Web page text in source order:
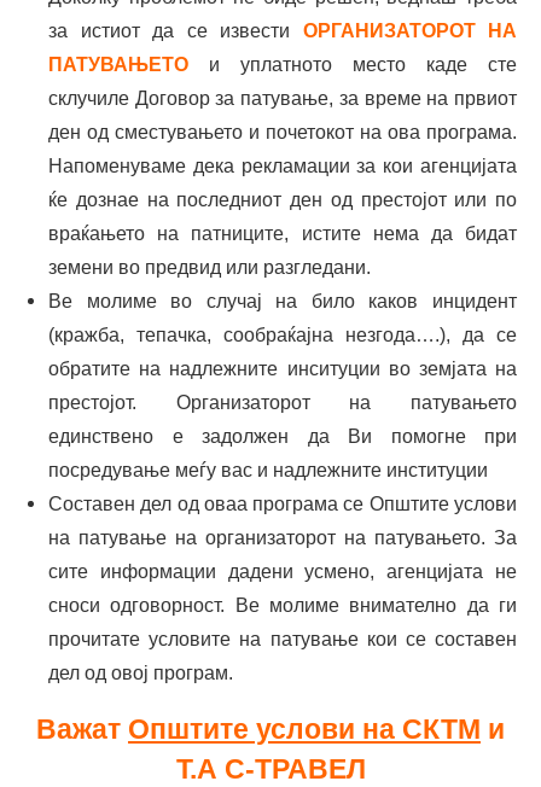
за истиот да се извести ОРГАНИЗАТОРОТ НА
ПАТУВАЊЕТО и уплатното место каде сте
склучиле Договор за патување, за време на првиот
ден од сместувањето и почетокот на ова програма.
Напоменуваме дека рекламации за кои агенцијата
ќе дознае на последниот ден од престојот или по
враќањето на патниците, истите нема да бидат
земени во предвид или разгледани.
Ве молиме во случај на било каков инцидент
(кражба, тепачка, сообраќајна незгода….), да се
обратите на надлежните инситуции во земјата на
престојот. Организаторот на патувањето
единствено е задолжен да Ви помогне при
посредување меѓу вас и надлежните институции
Составен дел од оваа програма се Општите услови
на патување на организаторот на патувањето. За
сите информации дадени усмено, агенцијата не
сноси одговорност. Ве молиме внимателно да ги
прочитате условите на патување кои се составен
дел од овој програм.
Важат Општите услови на СКТМ и
Т.А С-ТРАВЕЛ